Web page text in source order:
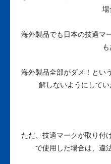
場
海外製品でも日本の技適マ
も
海外製品全部がダメ！とい
解しないようにしてい
ただ、技適マークが取り付
で使用した場合は、違